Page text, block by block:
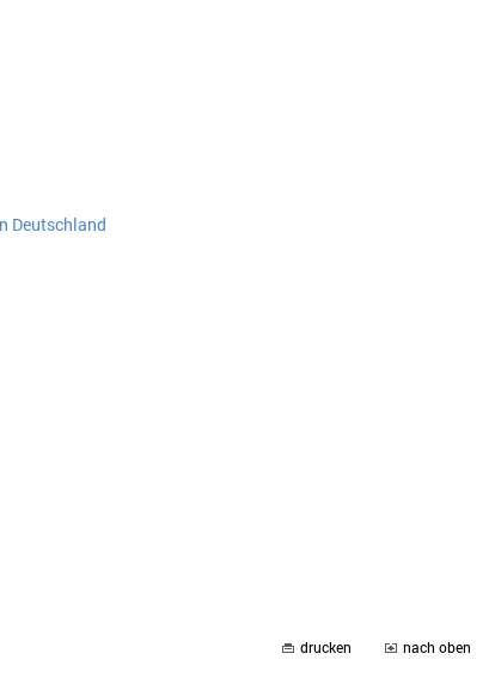
Deutschland
drucken nach oben